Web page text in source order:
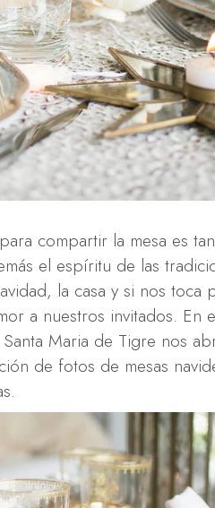
compartir la mesa es
el espíritu de las
la casa y si nos toca
a nuestros invitados. En
Maria de Tigre nos
de fotos de mesas